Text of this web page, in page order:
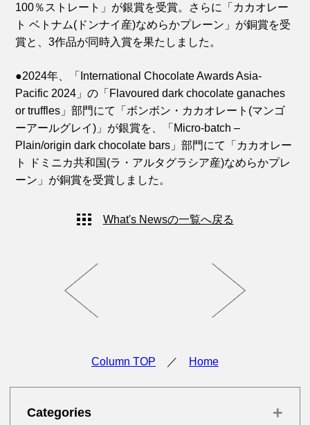
100％ストレート」が銀賞を受賞。さらに「カカオレー
ト ベトナム(ドンナイ産)なめらかプレーン」が銅賞を受
賞と、3作品が同時入賞を果たしました。
●2024年、「International Chocolate Awards Asia-
Pacific 2024」の「Flavoured dark chocolate ganaches
or truffles」部門にて「ボンボン・カカオレート(マンゴ
ーアールグレイ)」が銀賞を、「Micro-batch –
Plain/origin dark chocolate bars」部門にて「カカオレー
ト ドミニカ共和国(ラ・アルタグラシア産)なめらかプレ
ーン」が銅賞を受賞しました。
What's Newsの一覧へ戻る
Column TOP ／ Home
Categories +